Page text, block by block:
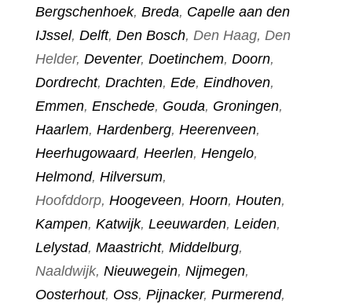
Bergschenhoek, Breda, Capelle aan den
IJssel, Delft, Den Bosch, Den Haag, Den
Helder, Deventer, Doetinchem, Doorn,
Dordrecht, Drachten, Ede, Eindhoven,
Emmen, Enschede, Gouda, Groningen,
Haarlem, Hardenberg, Heerenveen,
Heerhugowaard, Heerlen, Hengelo,
Helmond, Hilversum,
Hoofddorp, Hoogeveen, Hoorn, Houten,
Kampen, Katwijk, Leeuwarden, Leiden,
Lelystad, Maastricht, Middelburg,
Naaldwijk, Nieuwegein, Nijmegen,
Oosterhout, Oss, Pijnacker, Purmerend,